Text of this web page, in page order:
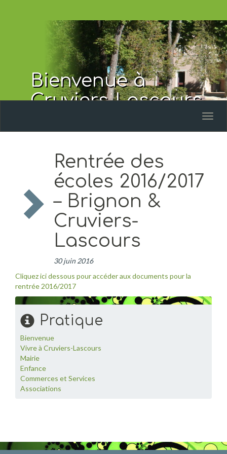
Bienvenue à
Cruviers-Lascours
Rentrée des
écoles 2016/2017
– Brignon &
Cruviers-
Lascours
30 juin 2016
Cliquez ici dessous pour accéder aux documents pour la
rentrée 2016/2017
Pratique
Bienvenue
Vivre à Cruviers-Lascours
Mairie
Enfance
Commerces et Services
Associations